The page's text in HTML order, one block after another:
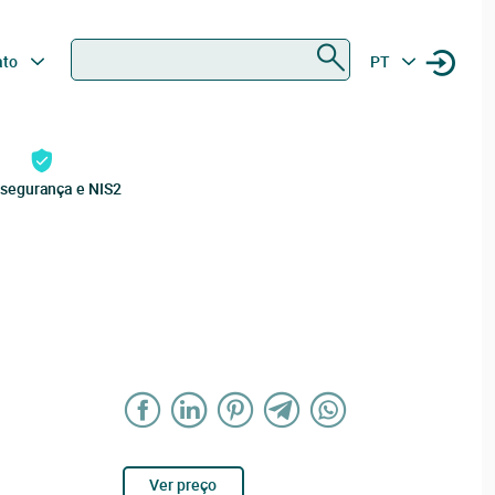
PT
e NIS2
Ver preço